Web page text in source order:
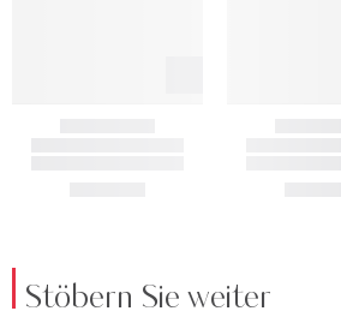
Stöbern Sie weiter